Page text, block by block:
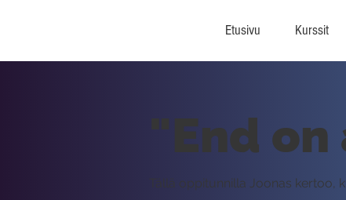
Etusivu Kurssit
"End
Tällä oppitunnilla Joonas kertoo,